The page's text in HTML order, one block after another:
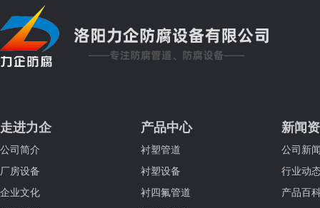
走进力企
公司简介
厂房设备
企业文化
产品中心
衬塑管道
衬塑设备
衬四氟管道
新闻
公司新
行业动
产品百